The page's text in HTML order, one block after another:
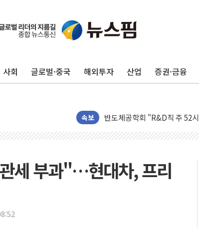
사회 글로벌·중국 해외투자 산업 증권·금융
속보
컴투스 '제우스: 오만의 신' 26
네이버 클립, 시청 만으로 혜
[인사] 공정거래위원회
KDB생명 본입찰 3파전…한화
카카오, 2026년 임금협약 타
현대카드, 박재범·실리카겔
송도 신축 아파트서 외벽 테
깊이가 다른 글로벌 투자 정
"호남 없이 민주 당권 없다
SK하이닉스, 주주환원 속도
'무순위' 기회 왔다…신길·노
세 부과"…현대차, 프리